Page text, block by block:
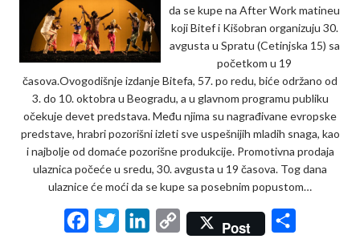
da se kupe na After Work matineu
koji Bitef i Kišobran organizuju 30.
avgusta u Spratu (Cetinjska 15) sa
početkom u 19
časova.Ovogodišnje izdanje Bitefa, 57. po redu, biće održano od
3. do 10. oktobra u Beogradu, a u glavnom programu publiku
očekuje devet predstava. Među njima su nagrađivane evropske
predstave, hrabri pozorišni izleti sve uspešnijih mladih snaga, kao
i najbolje od domaće pozorišne produkcije. Promotivna prodaja
ulaznica počeće u sredu, 30. avgusta u 19 časova. Tog dana
ulaznice će moći da se kupe sa posebnim popustom…
C
Post